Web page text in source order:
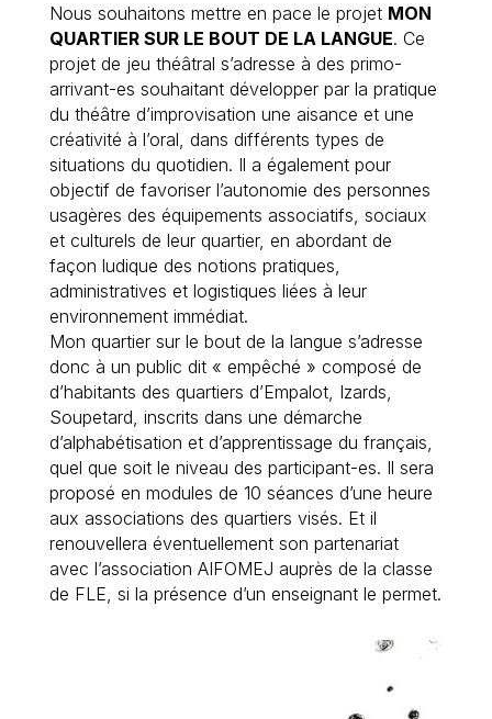
Nous souhaitons mettre en pace le projet MON
QUARTIER SUR LE BOUT DE LA LANGUE. Ce
projet de jeu théâtral s’adresse à des primo-
arrivant-es souhaitant développer par la pratique
du théâtre d’improvisation une aisance et une
créativité à l’oral, dans différents types de
situations du quotidien. Il a également pour
objectif de favoriser l’autonomie des personnes
usagères des équipements associatifs, sociaux
et culturels de leur quartier, en abordant de
façon ludique des notions pratiques,
administratives et logistiques liées à leur
environnement immédiat.
Mon quartier sur le bout de la langue s’adresse
donc à un public dit « empêché » composé de
d’habitants des quartiers d’Empalot, Izards,
Soupetard, inscrits dans une démarche
d’alphabétisation et d’apprentissage du français,
quel que soit le niveau des participant-es. Il sera
proposé en modules de 10 séances d’une heure
aux associations des quartiers visés. Et il
renouvellera éventuellement son partenariat
avec l’association AIFOMEJ auprès de la classe
de FLE, si la présence d’un enseignant le permet.